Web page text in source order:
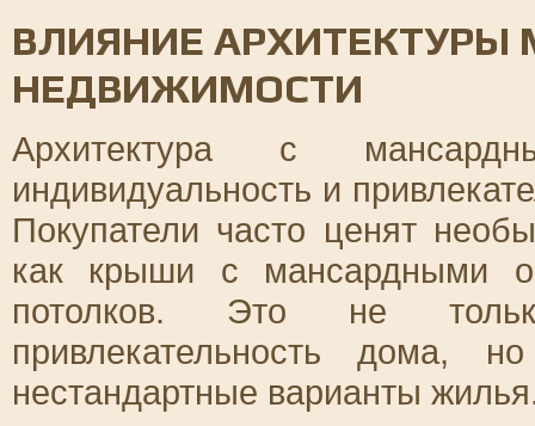
ВЛИЯНИЕ
НЕДВИЖИМОСТИ
Архитектура с
индивидуальность и
Покупатели часто ценят
как крыши с мансардными
потолков. Это не
привлекательность дома,
нестандартные варианты